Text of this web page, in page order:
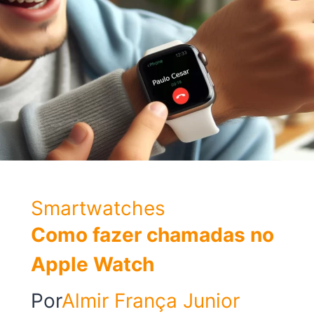
Smartwatches
Como fazer chamadas no
Apple Watch
PorAlmir França Junior